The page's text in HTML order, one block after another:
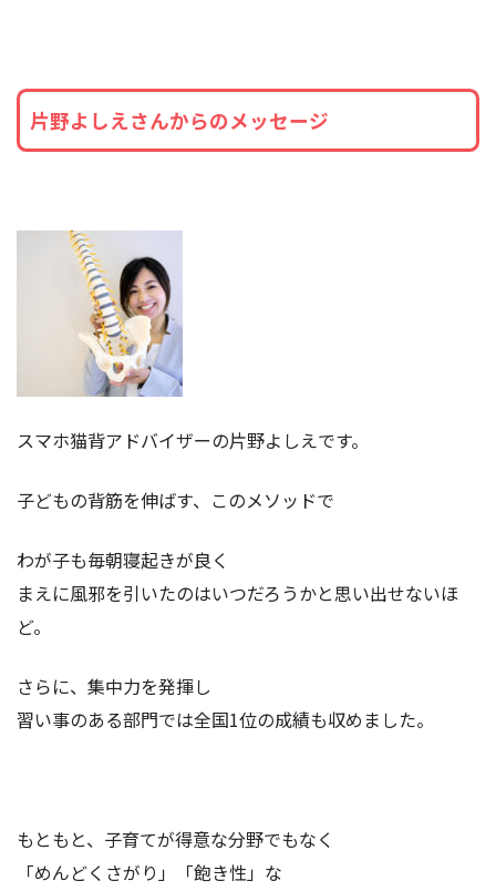
片野よしえさんからのメッセージ
スマホ猫背アドバイザーの片野よしえです。
子どもの背筋を伸ばす、このメソッドで
わが子も毎朝寝起きが良く
まえに風邪を引いたのはいつだろうかと思い出せないほ
ど。
さらに、集中力を発揮し
習い事のある部門では全国1位の成績も収めました。
もともと、子育てが得意な分野でもなく
「めんどくさがり」「飽き性」な